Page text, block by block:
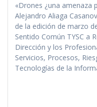
«Drones ¿una amenaza
Alejandro Aliaga
de la edición de marzo
Sentido Común TYSC a
Dirección y los
Servicios, Procesos,
Tecnologías de la